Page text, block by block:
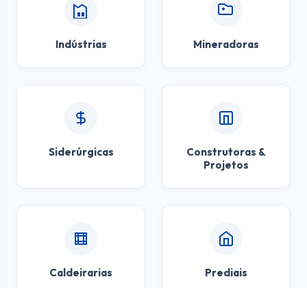
Indústrias Mineradoras
Siderúrgicas
Construtoras &
Projetos
Caldeirarias Prediais